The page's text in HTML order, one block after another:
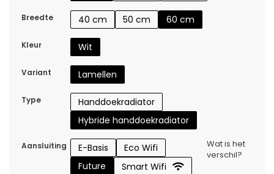
Breedte 40 cm 50 cm 60 cm
Kleur Wit
Variant Lamellen
Type
Handdoekradiator
Hybride handdoekradiator
Aansluiting E-Basis
Eco Wifi
Future
Smart Wifi
Wat is het
verschil?